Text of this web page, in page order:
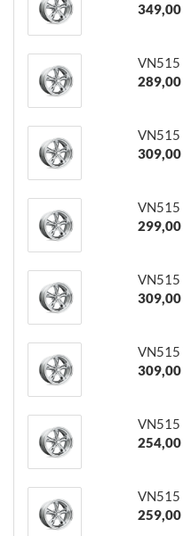
349,00
VN515
289,00
VN515
309,00
VN515
299,00
VN515
309,00
VN515
309,00
VN515
254,00
VN515
259,00